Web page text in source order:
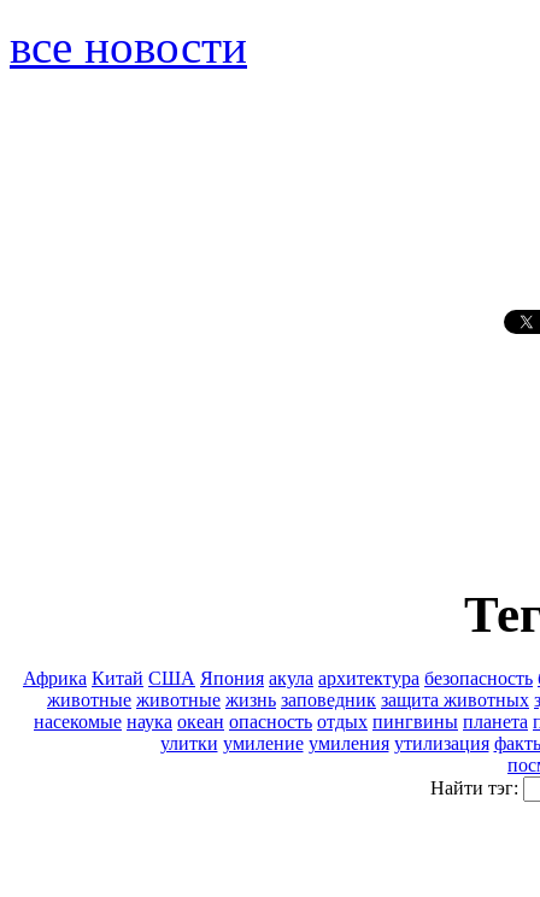
все новости
Африка Китай США Япония акула архитектура безопасность
животные животные жизнь заповедник защита животных
насекомые наука океан опасность отдых пингвины планета
улитки умиление умиления утилизация
Найти тэг: